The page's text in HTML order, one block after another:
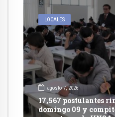
LOCALES
agosto 7, 2026
17,567 postulantes
domingo 09 y